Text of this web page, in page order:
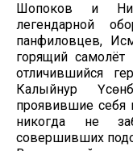
Шопоков и
легендарной
панфиловцев,
горящий
отличившийся
Калыйнур
проявившие
никогда не
совершивших